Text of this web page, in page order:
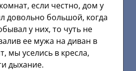
если честно, дом у
довольно большой, когда
у них, то чуть не
ее мужа на диван в
мы уселись в кресла,
дыхание.